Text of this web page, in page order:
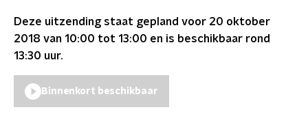
Deze uitzending staat gepland voor 20 oktober
2018 van 10:00 tot 13:00 en is beschikbaar rond
13:30 uur.
Binnenkort beschikbaar